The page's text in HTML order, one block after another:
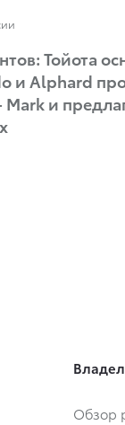
Тойота
и Alphard
и
Обзор